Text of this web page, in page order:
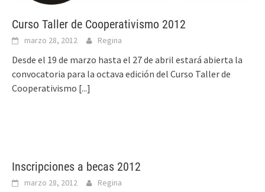
Curso Taller de Cooperativismo 2012
marzo 28, 2012 Regina
Desde el 19 de marzo hasta el 27 de abril estará abierta la
convocatoria para la octava edición del Curso Taller de
Cooperativismo [...]
Inscripciones a becas 2012
marzo 28, 2012 Regina